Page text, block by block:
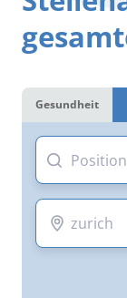
Gesundheit